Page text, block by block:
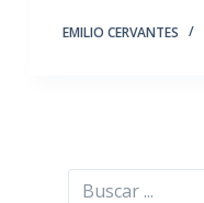
EMILIO CERVANTES
Buscar